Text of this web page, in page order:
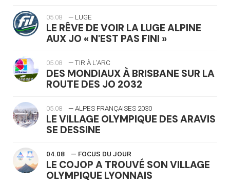
05.08 — LUGE
LE RÊVE DE VOIR LA LUGE ALPINE
AUX JO « N'EST PAS FINI »
05.08 — TIR À L'ARC
DES MONDIAUX À BRISBANE SUR LA
ROUTE DES JO 2032
05.08 — ALPES FRANÇAISES 2030
LE VILLAGE OLYMPIQUE DES ARAVIS
SE DESSINE
04.08 — FOCUS DU JOUR
LE COJOP A TROUVÉ SON VILLAGE
OLYMPIQUE LYONNAIS